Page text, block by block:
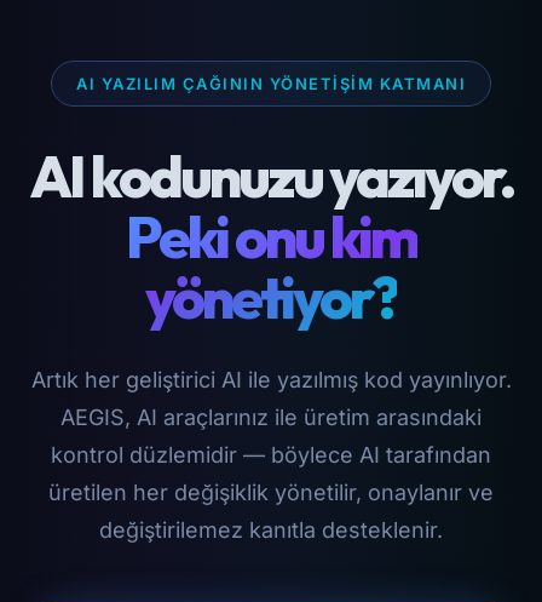
AI YAZILIM ÇAĞININ YÖNETIŞIM KATMANI
AI kodunuzu yazıyor.
Peki onu kim
yönetiyor?
Artık her geliştirici AI ile yazılmış kod yayınlıyor.
AEGIS, AI araçlarınız ile üretim arasındaki
kontrol düzlemidir — böylece AI tarafından
üretilen her değişiklik yönetilir, onaylanır ve
değiştirilemez kanıtla desteklenir.